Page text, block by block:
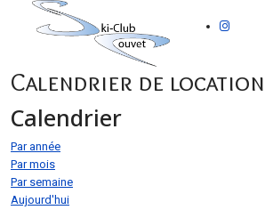
Calendrier de location
Calendrier
Par année
Par mois
Par semaine
Aujourd'hui